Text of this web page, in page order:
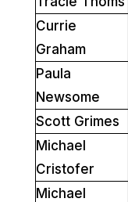
Currie
Graham
Paula
Newsome
Scott Grimes
Michael
Cristofer
Michael